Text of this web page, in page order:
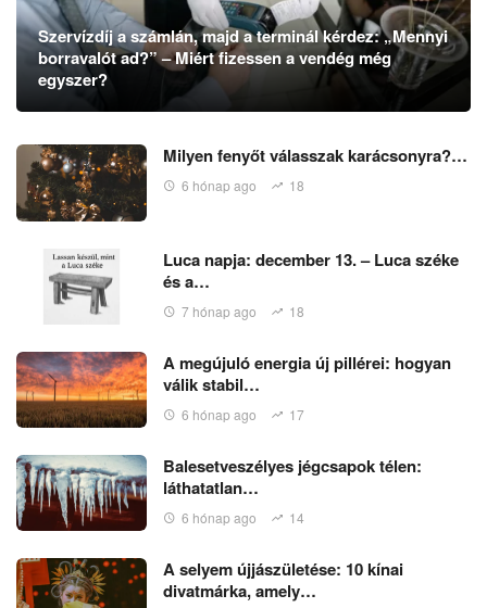
Szervízdíj a számlán, majd a terminál kérdez: „Mennyi
borravalót ad?” – Miért fizessen a vendég még
egyszer?
Milyen fenyőt válasszak karácsonyra?…
6 hónap ago 18
Luca napja: december 13. – Luca széke
és a…
7 hónap ago 18
A megújuló energia új pillérei: hogyan
válik stabil…
6 hónap ago 17
Balesetveszélyes jégcsapok télen:
láthatatlan…
6 hónap ago 14
A selyem újjászületése: 10 kínai
divatmárka, amely…